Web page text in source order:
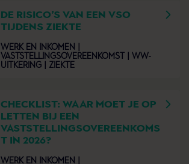
DE RISICO’S VAN EEN VSO
TIJDENS ZIEKTE
WERK EN INKOMEN |
VASTSTELLINGSOVEREENKOMST | WW-
UITKERING | ZIEKTE
CHECKLIST: WAAR MOET JE OP
LETTEN BIJ EEN
VASTSTELLINGSOVEREENKOMS
T IN 2026?
WERK EN INKOMEN |